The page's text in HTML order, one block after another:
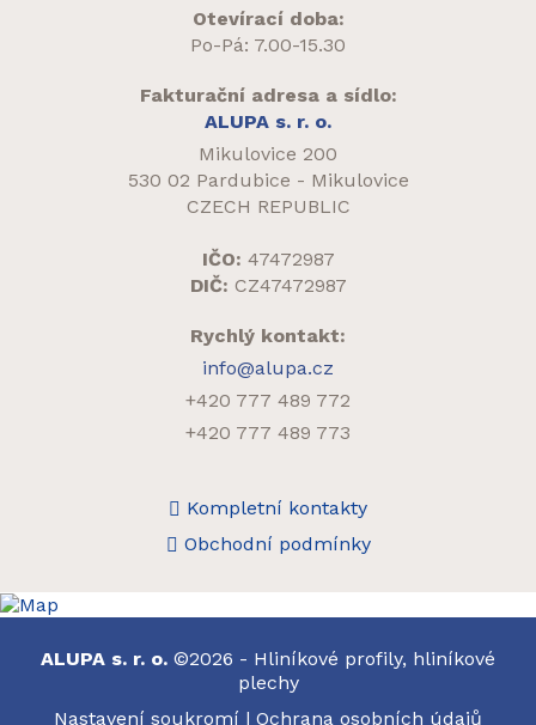
Otevírací doba:
Po-Pá: 7.00-15.30
Fakturační adresa a sídlo:
ALUPA s. r. o.
Mikulovice 200
530 02 Pardubice - Mikulovice
CZECH REPUBLIC
IČO: 47472987
DIČ: CZ47472987
Rychlý kontakt:
info@alupa.cz
+420 777 489 772
+420 777 489 773
Kompletní kontakty
Obchodní podmínky
ALUPA s. r. o. ©2026 - Hliníkové profily, hliníkové
plechy
Nastavení soukromí | Ochrana osobních údajů